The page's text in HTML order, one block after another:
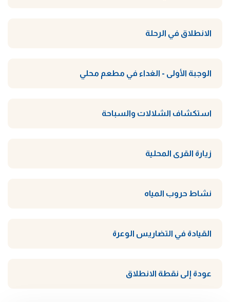
الانطلاق في الرحلة
الوجبة الأولى - الغداء في مطعم محلي
استكشاف الشلالات والسباحة
زيارة القرى المحلية
نشاط حروب المياه
القيادة في التضاريس الوعرة
عودة إلى نقطة الانطلاق